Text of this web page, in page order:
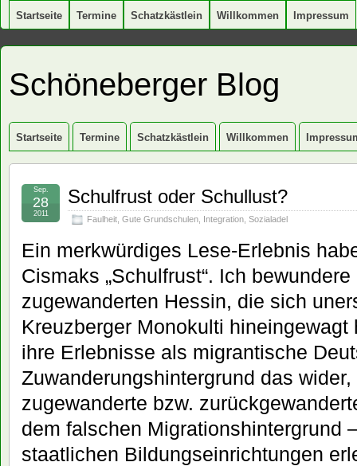
Startseite Termine Schatzkästlein Willkommen Impressum
Schöneberger Blog
Startseite Termine Schatzkästlein Willkommen
Schulfrust oder Schullust?
Faulheit Gute Grundschulen Integration Sozialadel
Sep.
28
2011
Ein merkwürdiges Lese-Erlebnis
Cismaks „Schulfrust“. Ich
zugewanderten Hessin, die sich
Kreuzberger Monokulti
ihre Erlebnisse als migrantische
Zuwanderungshintergrund das
zugewanderte bzw.
dem falschen Migrationshintergrund
staatlichen Bildungseinrichtungen